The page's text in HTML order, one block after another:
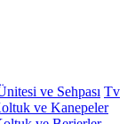
ve Sehpası Tv
ve Kanepeler